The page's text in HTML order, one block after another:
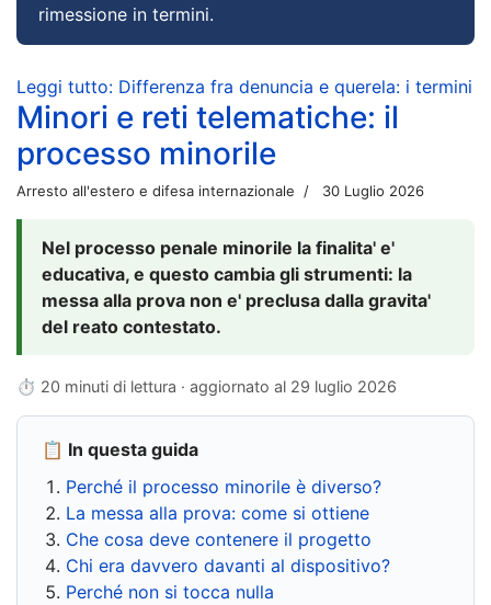
rimessione in termini.
Leggi tutto: Differenza fra denuncia e querela: i termini
Minori e reti telematiche: il
processo minorile
Arresto all'estero e difesa internazionale 30 Luglio 2026
Nel processo penale minorile la finalita' e'
educativa, e questo cambia gli strumenti: la
messa alla prova non e' preclusa dalla gravita'
del reato contestato.
⏱ 20 minuti di lettura · aggiornato al 29 luglio 2026
📋 In questa guida
Perché il processo minorile è diverso?
La messa alla prova: come si ottiene
Che cosa deve contenere il progetto
Chi era davvero davanti al dispositivo?
Perché non si tocca nulla